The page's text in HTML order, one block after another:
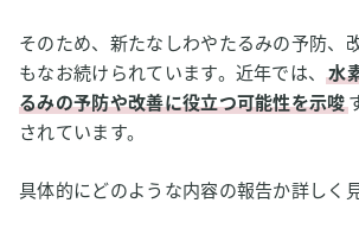
そのため、新たなしわやたるみの予防、
もなお続けられています。近年では、水
るみの予防や改善に役立つ可能性を示唆
されています。
具体的にどのような内容の報告か詳しく